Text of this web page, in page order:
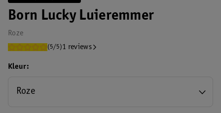
Born Lucky Luieremmer
Roze
(5/5)1 reviews
Kleur
Roze